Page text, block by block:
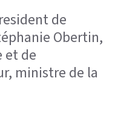
de
Obertin,
et de
ministre de la